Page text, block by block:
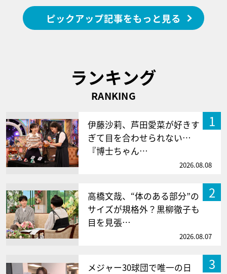
ピックアップ記事をもっと見る
ランキング
RANKING
1
伊藤沙莉、芦田愛菜が好きす
ぎて目を合わせられない…
『博士ちゃん…
2026.08.08
2
高橋文哉、“体のある部分”の
サイズが規格外？黒柳徹子も
目を見張…
2026.08.07
3
メジャー30球団で唯一の日